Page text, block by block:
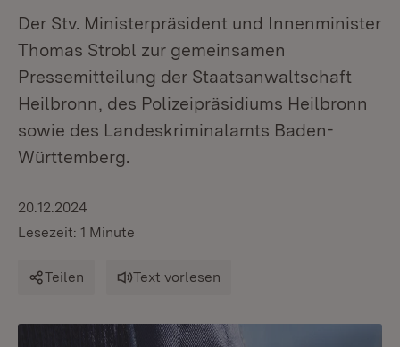
Der Stv. Ministerpräsident und Innenminister
Thomas Strobl zur gemeinsamen
Pressemitteilung der Staatsanwaltschaft
Heilbronn, des Polizeipräsidiums Heilbronn
sowie des Landeskriminalamts Baden-
Württemberg.
20.12.2024
Lesezeit: 1 Minute
Teilen Text vorlesen